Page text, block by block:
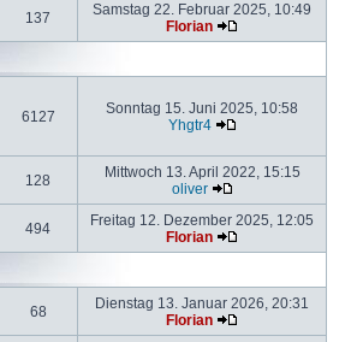
137
Samstag 22. Februar 2025, 10:49
Florian
6127
Sonntag 15. Juni 2025, 10:58
Yhgtr4
128
Mittwoch 13. April 2022, 15:15
oliver
494
Freitag 12. Dezember 2025, 12:05
Florian
68
Dienstag 13. Januar 2026, 20:31
Florian